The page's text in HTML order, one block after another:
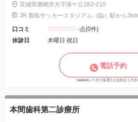
茨城県鹿嶋市大字港ケ丘282-210
JR 鹿島サッカースタジアム（臨）駅から
口コミ
-点(0件)
休診日
木曜日 祝日
電話予約
seeker(シーカー)を見たとお伝えくださ
本間歯科第二診療所